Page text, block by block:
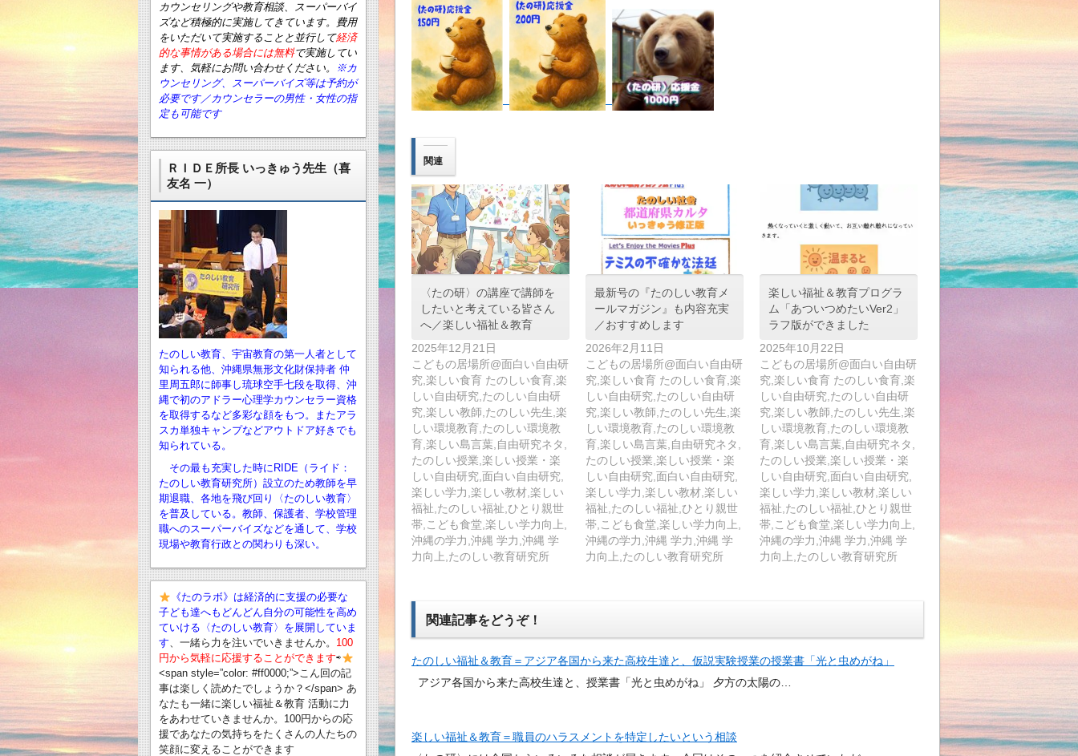
関連
〈たの研〉の講座で講師を
したいと考えている皆さん
へ／楽しい福祉＆教育
2025年12月21日
こどもの居場所@面白い自由研
究,楽しい食育 たのしい食育,楽
しい自由研究,たのしい自由研
究,楽しい教師,たのしい先生,楽
しい環境教育,たのしい環境教
育,楽しい島言葉,自由研究ネタ,
たのしい授業,楽しい授業・楽
しい自由研究,面白い自由研究,
楽しい学力,楽しい教材,楽しい
福祉,たのしい福祉,ひとり親世
帯,こども食堂,楽しい学力向上,
沖縄の学力,沖縄 学力,沖縄 学
力向上,たのしい教育研究所
最新号の『たのしい教育メ
ールマガジン』も内容充実
／おすすめします
2026年2月11日
こどもの居場所@面白い自由研
究,楽しい食育 たのしい食育,楽
しい自由研究,たのしい自由研
究,楽しい教師,たのしい先生,楽
しい環境教育,たのしい環境教
育,楽しい島言葉,自由研究ネタ,
たのしい授業,楽しい授業・楽
しい自由研究,面白い自由研究,
楽しい学力,楽しい教材,楽しい
福祉,たのしい福祉,ひとり親世
帯,こども食堂,楽しい学力向上,
沖縄の学力,沖縄 学力,沖縄 学
力向上,たのしい教育研究所
楽しい福祉＆教育プログラ
ム「あついつめたいVer2」
ラフ版ができました
2025年10月22日
こどもの居場所@面白い自由研
究,楽しい食育 たのしい食育,楽
しい自由研究,たのしい自由研
究,楽しい教師,たのしい先生,楽
しい環境教育,たのしい環境教
育,楽しい島言葉,自由研究ネタ,
たのしい授業,楽しい授業・楽
しい自由研究,面白い自由研究,
楽しい学力,楽しい教材,楽しい
福祉,たのしい福祉,ひとり親世
帯,こども食堂,楽しい学力向上,
沖縄の学力,沖縄 学力,沖縄 学
力向上,たのしい教育研究所
関連記事をどうぞ！
たのしい福祉＆教育＝アジア各国から来た高校生達と、仮説実験授業の授業書「光と虫めがね」
アジア各国から来た高校生達と、授業書「光と虫めがね」 夕方の太陽の…
楽しい福祉＆教育＝職員のハラスメントを特定したいという相談
カウンセリングや教育相談、スーパーバイ
ズなど積極的に実施してきています。費用
をいただいて実施することと並行して経済
的な事情がある場合には無料で実施してい
ます、気軽にお問い合わせください。
※カ
ウンセリング、スーパーバイズ等は予約が
必要です／カウンセラーの男性・女性の指
定も可能です
ＲＩＤＥ所長 いっきゅう先生（喜
友名 一）
たのしい教育、宇宙教育の第一人者として
知られる他、沖縄県無形文化財保持者 仲
里周五郎に師事し琉球空手七段を取得、沖
縄で初のアドラー心理学カウンセラー資格
を取得するなど多彩な顔をもつ。またアラ
スカ単独キャンプなどアウトドア好きでも
知られている。
その最も充実した時にRIDE（ライド：
たのしい教育研究所）設立のため教師を早
期退職、 各地を飛び回り〈たのしい教育〉
を普及している。教師、保護者、学校管理
職へのスーパーバイズなどを通して、学校
現場や教育行政との関わりも深い。
《たのラボ》は経済的に支援の必要な
子ども達へもどんどん自分の可能性を高め
ていける〈たのしい教育〉を展開していま
す、一緒ら力を注いでいきませんか。 100
円から気軽に応援することができます⇨
<span style=”color: #ff0000;”>こん回の記
事は楽しく読めたでしょうか？</span> あ
なたも一緒に楽しい福祉＆教育 活動に力
をあわせていきませんか。100円からの応
援であなたの気持ちをたくさんの人たちの
笑顔に変えることができます